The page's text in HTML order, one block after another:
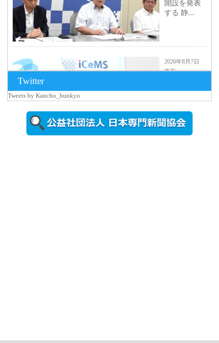
開設を発表
する 静...
2026年8月7日
更新
iCeMS等を
視察した松
本文部科学
大...
秋田大に設
Twitter
Tweets by Kancho_bunkyo